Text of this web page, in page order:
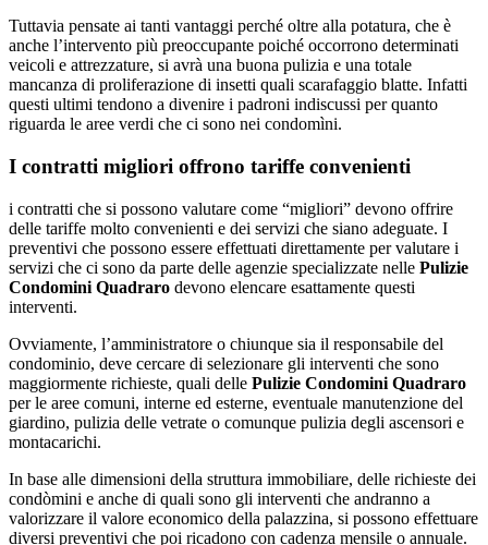
Tuttavia pensate ai tanti vantaggi perché oltre alla potatura, che è
anche l’intervento più preoccupante poiché occorrono determinati
veicoli e attrezzature, si avrà una buona pulizia e una totale
mancanza di proliferazione di insetti quali scarafaggio blatte. Infatti
questi ultimi tendono a divenire i padroni indiscussi per quanto
riguarda le aree verdi che ci sono nei condomìni.
I contratti migliori offrono tariffe convenienti
i contratti che si possono valutare come “migliori” devono offrire
delle tariffe molto convenienti e dei servizi che siano adeguate. I
preventivi che possono essere effettuati direttamente per valutare i
servizi che ci sono da parte delle agenzie specializzate nelle Pulizie
Condomini Quadraro devono elencare esattamente questi
interventi.
Ovviamente, l’amministratore o chiunque sia il responsabile del
condominio, deve cercare di selezionare gli interventi che sono
maggiormente richieste, quali delle Pulizie Condomini Quadraro
per le aree comuni, interne ed esterne, eventuale manutenzione del
giardino, pulizia delle vetrate o comunque pulizia degli ascensori e
montacarichi.
In base alle dimensioni della struttura immobiliare, delle richieste dei
condòmini e anche di quali sono gli interventi che andranno a
valorizzare il valore economico della palazzina, si possono effettuare
diversi preventivi che poi ricadono con cadenza mensile o annuale.